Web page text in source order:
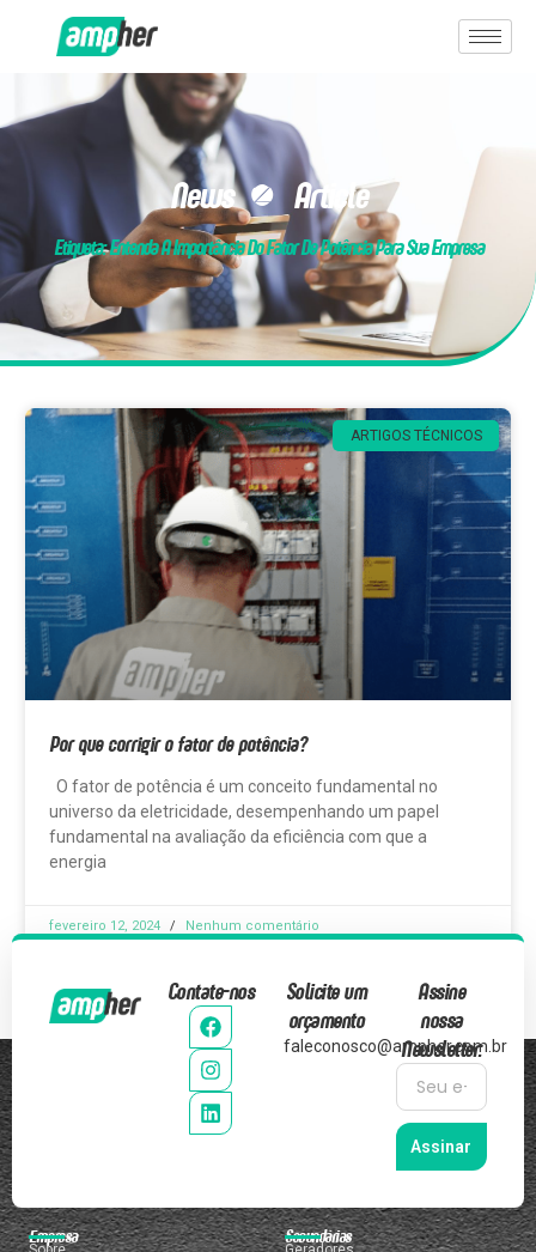
News & Article
Etiqueta: Entenda A Importância Do Fator De Potência Para Sua Empresa
ARTIGOS TÉCNICOS
Por que corrigir o fator de potência?
O fator de potência é um conceito fundamental no
universo da eletricidade, desempenhando um papel
fundamental na avaliação da eficiência com que a
energia
fevereiro 12, 2024 Nenhum comentário
Contate-nos
Solicite um
orçamento
faleconosco@ampher.com.br
Assine
nossa
Newsletter:
Assinar
Empresa Secundárias